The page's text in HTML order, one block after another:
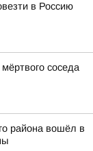
в Россию
соседа
района вошёл в